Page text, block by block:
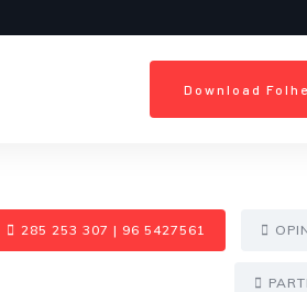
Download
285 253 307 | 96 5427561